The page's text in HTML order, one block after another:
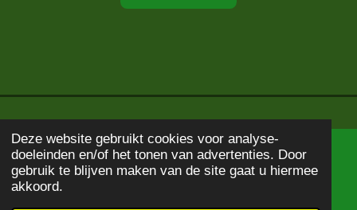
Deze website gebruikt cookies voor analyse-
doeleinden en/of het tonen van advertenties. Door
gebruik te blijven maken van de site gaat u hiermee
akkoord.
© 2020 - 2026Boekbeschrijving
Powered byJouwWeb